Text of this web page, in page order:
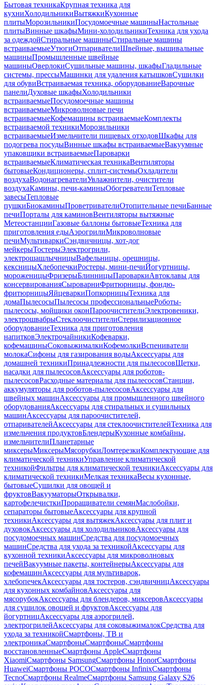
Бытовая техникаКрупная техника для
кухниХолодильникиВытяжкиКухонные
плитыМорозильникиПосудомоечные машиныНастольные
плитыВинные шкафыМини-холодильникиТехника для ухода
за одеждойСтиральные машиныСтиральные машины
встраиваемыеУтюгиОтпаривателиШвейные, вышивальные
машиныПромышленные швейные
машиныОверлокиСушильные машины, шкафыГладильные
системы, прессыМашинки для удаления катышковСушилки
для обувиВстраиваемая техника, оборудованиеВарочные
панелиДуховые шкафыХолодильники
встраиваемыеПосудомоечные машины
встраиваемыеМикроволновые печи
встраиваемыеКофемашины встраиваемыеКомплекты
встраиваемой техникиМорозильники
встраиваемыеИзмельчители пищевых отходовШкафы для
подогрева посудыВинные шкафы встраиваемыеВакуумные
упаковщики встраиваемыеПароварки
встраиваемыеКлиматическая техникаВентиляторы
бытовыеКондиционеры, сплит-системыОхладители
воздухаВодонагревателиУвлажнители, очистители
воздухаКамины, печи-каминыОбогревателиТепловые
завесыТепловые
пушкиБиокаминыПроветривателиОтопительные печиБанные
печиПорталы для каминовВентиляторы вытяжные
МетеостанцииГазовые баллоны бытовыеТехника для
приготовления едыАэрогрилиМикроволновые
печиМультиваркиСэндвичницы, хот-дог
мейкерыТостерыЭлектрогрили,
электрошашлычницыВафельницы, орешницы,
кексницыХлебопечкиРостеры, мини-печиЙогуртницы,
мороженицыФризерыБлинницыПароваркиАвтоклавы для
консервированияСыроварниФритюрницы, фондю-
фритюрницыЯйцеваркиПопкорницыТехника для
домаПылесосыПылесосы профессиональныеРоботы-
пылесосы, мойщики оконПароочистителиЭлектровеники,
электрошвабрыСтеклоочистителиСтерилизационное
оборудованиеТехника для приготовления
напитковЭлектрочайникиКофеварки,
кофемашиныСоковыжималкиКофемолкиВспениватели
молокаСифоны для газирования водыАксессуары для
домашней техникиПринадлежности для пылесосовЩетки,
насадки для пылесосовАксессуары для роботов-
пылесосовРасходные материалы для пылесосовСтанции,
аккумуляторы для роботов-пылесосовАксессуары для
швейных машинАксессуары для промышленного швейного
оборудованияАксессуары для стиральных и сушильных
машинАксессуары для пароочистителей,
отпаривателейАксессуары для стеклоочистителейТехника для
измельчения продуктовБлендерыКухонные комбайны,
измельчителиПланетарные
миксерыМиксерыМясорубкиЛомтерезкиКомплектующие для
климатической техникиУправление климатической
техникойФильтры для климатической техникиАксессуары для
климатической техникиМелкая техникаВесы кухонные,
бытовыеСушилки для овощей и
фруктовВакууматорыОткрывалки,
картофелечисткиПроращиватели семянМаслобойки,
сепараторы бытовыеАксессуары для крупной
техникиАксессуары для вытяжекАксессуары для плит и
духовокАксессуары для холодильниковАксессуары для
посудомоечных машинСредства для посудомоечных
машинСредства для ухода за техникойАксессуары для
кухонной техникиАксессуары для микроволновых
печейВакуумные пакеты, контейнерыАксессуары для
кофемашинАксессуары для мультиварок,
хлебопечекАксессуары для тостеров, сэндвичницАксессуары
для кухонных комбайновАксессуары для
мясорубокАксессуары для блендеров, миксеровАксессуары
для сушилок овощей и фруктовАксессуары для
йогуртницАксессуары для аэрогрилей,
электрогрилейАксессуары для соковыжималокСредства для
ухода за техникойСмартфоны, ТВ и
электроникаСмартфоныСмартфоныСмартфоны
восстановленныеСмартфоны AppleСмартфоны
XiaomiСмартфоны SamsungСмартфоны HonorСмартфоны
HuaweiСмартфоны POCOСмартфоны InfinixСмартфоны
TecnoСмартфоны RealmeСмартфоны Samsung Galaxy S26